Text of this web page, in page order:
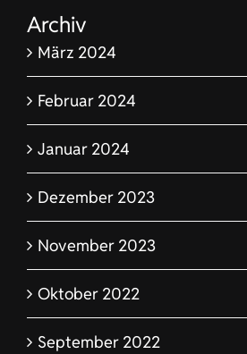
Archiv
März 2024
Februar 2024
Januar 2024
Dezember 2023
November 2023
Oktober 2022
September 2022